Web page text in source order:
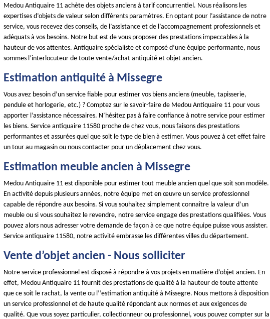
Medou Antiquaire 11 achète des objets anciens à tarif concurrentiel. Nous réalisons les
expertises d’objets de valeur selon différents paramètres. En optant pour l’assistance de notre
service, vous recevez des conseils, de l’assistance et de l’accompagnement professionnels et
adéquats à vos besoins. Notre but est de vous proposer des prestations impeccables à la
hauteur de vos attentes. Antiquaire spécialiste et composé d’une équipe performante, nous
sommes l’interlocuteur de toute vente/achat antiquité et objet ancien.
Estimation antiquité à Missegre
Vous avez besoin d’un service fiable pour estimer vos biens anciens (meuble, tapisserie,
pendule et horlogerie, etc.) ? Comptez sur le savoir-faire de Medou Antiquaire 11 pour vous
apporter l’assistance nécessaires. N’hésitez pas à faire confiance à notre service pour estimer
les biens. Service antiquaire 11580 proche de chez vous, nous faisons des prestations
performantes et assurées quel que soit le type de bien à estimer. Vous pouvez à cet effet faire
un tour au magasin ou nous contacter pour un déplacement chez vous.
Estimation meuble ancien à Missegre
Medou Antiquaire 11 est disponible pour estimer tout meuble ancien quel que soit son modèle.
En activité depuis plusieurs années, notre équipe met en œuvre un service professionnel
capable de répondre aux besoins. Si vous souhaitez simplement connaître la valeur d’un
meuble ou si vous souhaitez le revendre, notre service engage des prestations qualifiées. Vous
pouvez alors nous adresser votre demande de façon à ce que notre équipe puisse vous assister.
Service antiquaire 11580, notre activité embrasse les différentes villes du département.
Vente d’objet ancien - Nous solliciter
Notre service professionnel est disposé à répondre à vos projets en matière d’objet ancien. En
effet, Medou Antiquaire 11 fournit des prestations de qualité à la hauteur de toute attente
que ce soit le rachat, la vente ou l’’estimation antiquité à Missegre. Nous mettons à disposition
un service professionnel et de haute qualité répondant aux normes et aux exigences de
qualité. Que vous soyez particulier, collectionneur ou professionnel, vous pouvez compter sur la